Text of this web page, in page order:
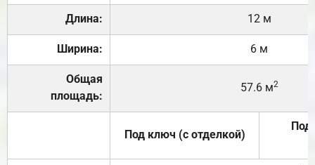
Длина: 12 м
Ширина: 6 м
Общая
площадь:
57.6 м2
Под ключ (с отделкой)
Под